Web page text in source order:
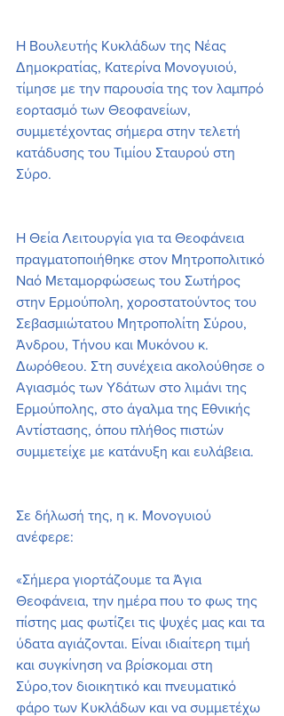
Η Βουλευτής Κυκλάδων της Νέας
Δημοκρατίας, Κατερίνα Μονογυιού,
τίμησε με την παρουσία της τον λαμπρό
εορτασμό των Θεοφανείων,
συμμετέχοντας σήμερα στην τελετή
κατάδυσης του Τιμίου Σταυρού στη
Σύρο.
Η Θεία Λειτουργία για τα Θεοφάνεια
πραγματοποιήθηκε στον Μητροπολιτικό
Ναό Μεταμορφώσεως του Σωτήρος
στην Ερμούπολη, χοροστατούντος του
Σεβασμιώτατου Μητροπολίτη Σύρου,
Άνδρου, Τήνου και Μυκόνου κ.
Δωρόθεου. Στη συνέχεια ακολούθησε ο
Αγιασμός των Υδάτων στο λιμάνι της
Ερμούπολης, στο άγαλμα της Εθνικής
Αντίστασης, όπου πλήθος πιστών
συμμετείχε με κατάνυξη και ευλάβεια.
Σε δήλωσή της, η κ. Μονογυιού
ανέφερε:
«Σήμερα γιορτάζουμε τα Άγια
Θεοφάνεια, την ημέρα που το φως της
πίστης μας φωτίζει τις ψυχές μας και τα
ύδατα αγιάζονται. Είναι ιδιαίτερη τιμή
και συγκίνηση να βρίσκομαι στη
Σύρο,τον διοικητικό και πνευματικό
φάρο των Κυκλάδων και να συμμετέχω